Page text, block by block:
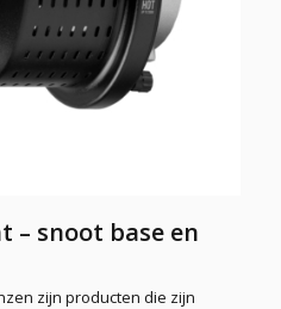
– snoot base en
zijn producten die zijn